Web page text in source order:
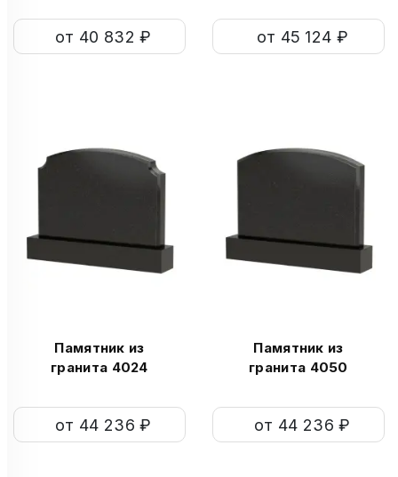
от 40 832 ₽ от 45 124 ₽
Памятник из
гранита 4024
от 44 236 ₽
Памятник из
гранита 4050
от 44 236 ₽